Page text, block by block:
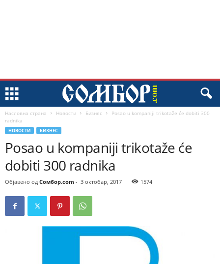
Насловна страна Новости Бизнес
Posao u kompaniji trikotaže će dobiti 300
radnika
НОВОСТИ БИЗНЕС
Posao u kompaniji trikotaže će
dobiti 300 radnika
Објавено од Сомбор.com - 3 октобар, 2017 1574